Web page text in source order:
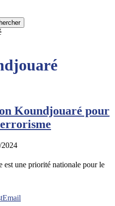
Koundjouaré pour
est une priorité nationale pour le
Email